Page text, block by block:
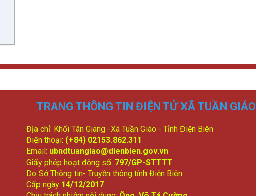
TRANG THÔNG TIN ĐIỆN TỬ XÃ TUẦN GIÁO
Địa chỉ: Khối Tân Giang -Xã Tuần Giáo - Tỉnh Điện Biên
Điện thoại: (+84) 02153.862.311
Email: ubndtuangiao@dienbien.gov.vn
Giấy phép hoạt động số: 797/GP-STTTT
Do Sở Thông tin- Truyền thông tỉnh Điện Biên
Cấp ngày 14/12/2017